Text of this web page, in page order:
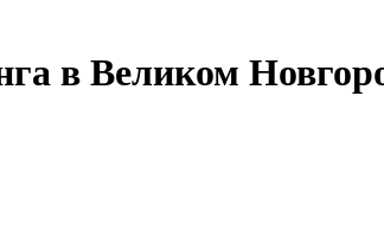
в Великом